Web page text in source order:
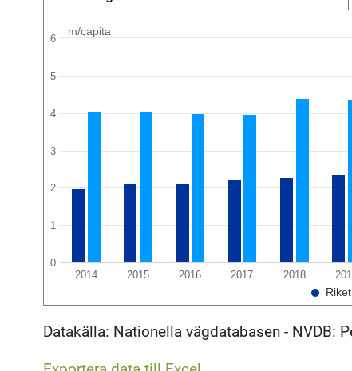
m/capita
Riket
2014 2015 2016 2017 2018
0
1
2
3
4
5
6
Datakälla: Nationella vägdatabasen - NVDB: